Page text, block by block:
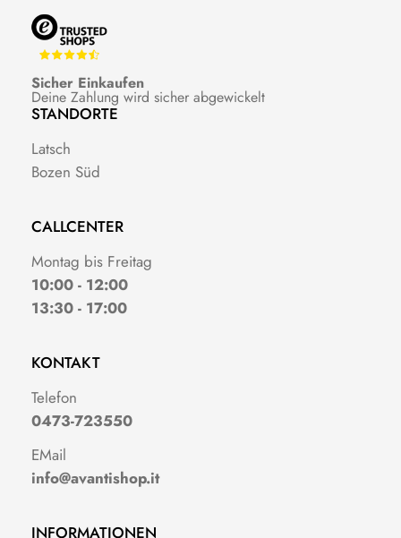
Sicher Einkaufen
Deine Zahlung wird sicher abgewickelt
STANDORTE
Latsch
Bozen Süd
CALLCENTER
Montag bis Freitag
10:00 - 12:00
13:30 - 17:00
KONTAKT
Telefon
0473-723550
EMail
info@avantishop.it
INFORMATIONEN